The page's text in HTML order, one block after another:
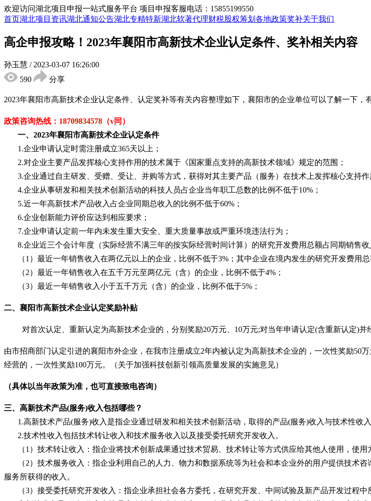
欢迎访问湖北项目申报一站式服务平台 项目申报客服电话：15855199550
首页湖北项目资讯湖北通知公告湖北专精特新湖北软著代理财税股权筹划 各地政策奖补关于我们
高企申报攻略！2023年襄阳市高新技术企业认定条件、奖补相关内容
孙玉慧 / 2023-03-07 16:26:00
590
分享
2023年襄阳市高新技术企业认定条件 认定奖补等有关内容整理如下，襄阳市的企业单位可以了解一下，
政策咨询热线： 18709834578（v同）
一、 2023年襄阳市高新技术企业认定条件
1.企业申请认定时需注册成立365天以上；
2.对企业主要产品发挥核心支持作用的技术属于《国家重点支持的高新技术领域》规定的范围；
3.企业通过自主研发、受赠、受让、并购等方式，获得对其主要产品（服务）在技术上发挥核心支持
4.企业从事研发和相关技术创新活动的科技人员占企业当年职工总数的比例不低于10%；
5.近一年高新技术产品收入占企业同期总收入的比例不低于60%；
6.企业创新能力评价应达到相应要求；
7.企业申请认定前一年内未发生重大安全、重大质量事故或严重环境违法行为；
8.企业近三个会计年度（实际经营不满三年的按实际经营时间计算）的研究开发费用总额占同期销售收
（1）最近一年销售收入在两亿元以上的企业，比例不低于3%；其中企业在境内发生的研究开发费用
（2）最近一年销售收入在五千万元至两亿元（含）的企业，比例不低于4%；
（3）最近一年销售收入小于五千万元（含）的企业，比例不低于5%；
二、 襄阳市高新技术企业认定奖励补贴
对首次认定、重新认定为高新技术企业的，分别奖励20万元、10万元;对当年申请认定(含重新认定)
由市招商部门认定引进的襄阳市外企业，在我市注册成立2年内被认定为高新技术企业的，一次性奖励50
经营的，一次性奖励100万元。（关于加强科技创新引领高质量发展的实施意见）
（具体以当年政策为准，也可直接致电咨询）
三、 高新技术产品(服务)收入包括哪些？
1.高新技术产品(服务)收入是指企业通过研发和相关技术创新活动，取得的产品(服务)收入与技术性收入
2.技术性收入包括技术转让收入和技术服务收入以及接受委托研究开发收入。
（1）技术转让收入：指企业将技术创新成果通过技术贸易、技术转让等方式供应给其他人使用，使用
（2）技术服务收入：指企业利用自己的人力、物力和数据系统等为社会和本企业外的用户提供技术
服务所获得的收入。
（3）接受委托研究开发收入：指企业承担社会各方委托，在研究开发、中间试验及新产品开发过程中